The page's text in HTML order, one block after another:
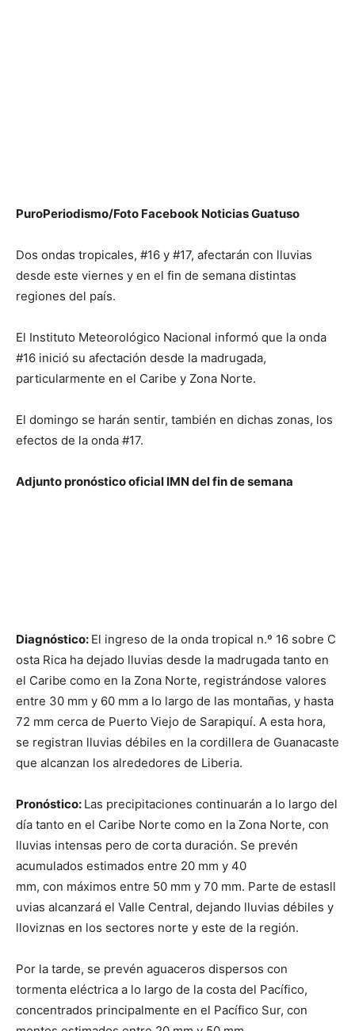
PuroPeriodismo/Foto Facebook Noticias Guatuso
Dos ondas tropicales, #16 y #17, afectarán con lluvias
desde este viernes y en el fin de semana distintas
regiones del país.
El Instituto Meteorológico Nacional informó que la onda
#16 inició su afectación desde la madrugada,
particularmente en el Caribe y Zona Norte.
El domingo se harán sentir, también en dichas zonas, los
efectos de la onda #17.
Adjunto pronóstico oficial IMN del fin de semana
Diagnóstico: El ingreso de la onda tropical n.º 16 sobre C
osta Rica ha dejado lluvias desde la madrugada tanto en
el Caribe como en la Zona Norte, registrándose valores
entre 30 mm y 60 mm a lo largo de las montañas, y hasta
72 mm cerca de Puerto Viejo de Sarapiquí. A esta hora,
se registran lluvias débiles en la cordillera de Guanacaste
que alcanzan los alrededores de Liberia.
Pronóstico: Las precipitaciones continuarán a lo largo del
día tanto en el Caribe Norte como en la Zona Norte, con
lluvias intensas pero de corta duración. Se prevén
acumulados estimados entre 20 mm y 40
mm, con máximos entre 50 mm y 70 mm. Parte de estasll
uvias alcanzará el Valle Central, dejando lluvias débiles y
lloviznas en los sectores norte y este de la región.
Por la tarde, se prevén aguaceros dispersos con
tormenta eléctrica a lo largo de la costa del Pacífico,
concentrados principalmente en el Pacífico Sur, con